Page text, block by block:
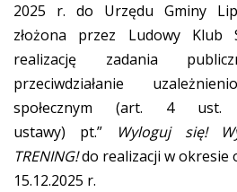
2025 r. do Urzędu Gminy
złożona przez Ludowy Klub
realizację zadania
przeciwdziałanie
społecznym (art. 4
ustawy) pt.”
Wyloguj się!
TRENING!do realizacji w okresie
15.12.2025 r.